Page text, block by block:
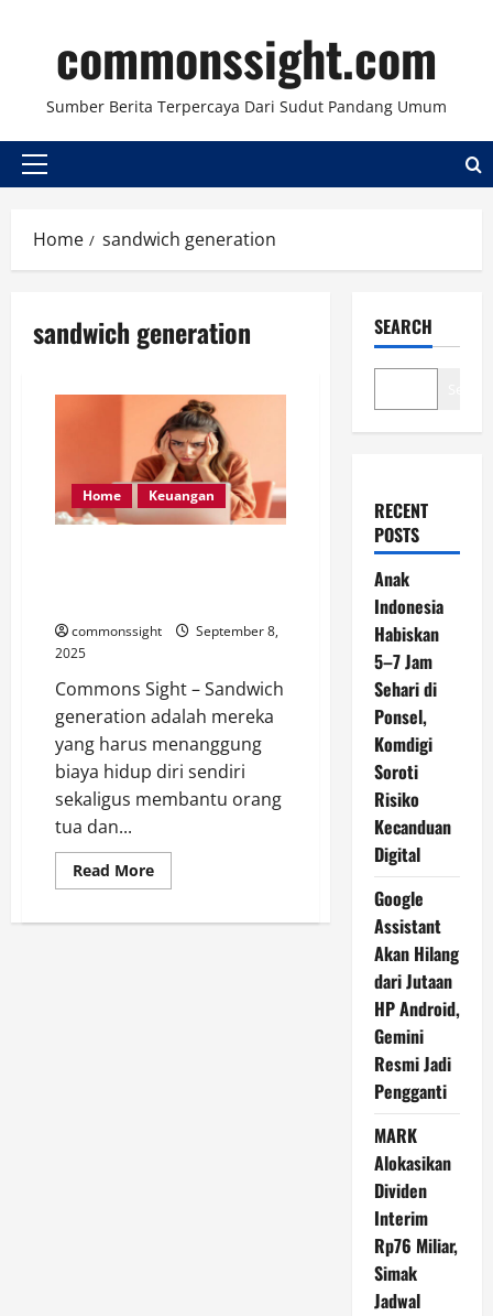
contentcommonssight.com
Sumber Berita Terpercaya Dari Sudut Pandang Umum
Primary
Home sandwich generation
sandwich generation
Home Keuangan
commonssight
September 8,
2025
Commons Sight – Sandwich
generation adalah mereka
yang harus menanggung
biaya hidup diri sendiri
sekaligus membantu orang
tua dan...
Read MoreRead
more
Cerdas
SEARCH
RECENT
POSTS
Anak
Indonesia
Habiskan
5–7 Jam
Sehari di
Ponsel,
Komdigi
Soroti
Risiko
Kecanduan
Digital
Google
Assistant
Akan Hilang
dari Jutaan
HP Android,
Gemini
Resmi Jadi
Pengganti
MARK
Alokasikan
Dividen
Interim
Rp76 Miliar,
Simak
Jadwal